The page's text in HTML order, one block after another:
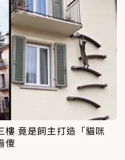
樓 竟是飼主打造「貓咪
傻